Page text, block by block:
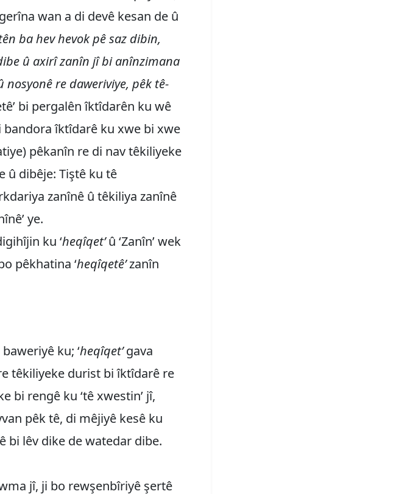
wan a di devê kesan de û
ba hev hevok pê saz dibin,
û axirî zanîn jî bi anînzimana
re daweriviye, pêk tê-
bi pergalên îktîdarên ku wê
îktîdarê ku xwe bi xwe
pêkanîn re di nav têkiliyeke
û dibêje: Tiştê ku tê
zanînê û têkiliya zanînê
ye.
ku ‘heqîqet’û ‘Zanîn’ wek
pêkhatina ‘heqîqetê’zanîn
ku; ‘heqîqet’gava
têkiliyeke durist bi îktîdarê re
bi rengê ku ‘tê xwestin’ jî,
pêk tê, di mêjiyê kesê ku
bi lêv dike de watedar dibe.
jî, ji bo rewşenbîriyê şertê